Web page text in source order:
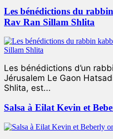
Les bénédictions du
Rav Ran Sillam Shlita
Les bénédictions d’un
Jérusalem Le Gaon
Shlita, est...
Salsa à Eilat Kevin et